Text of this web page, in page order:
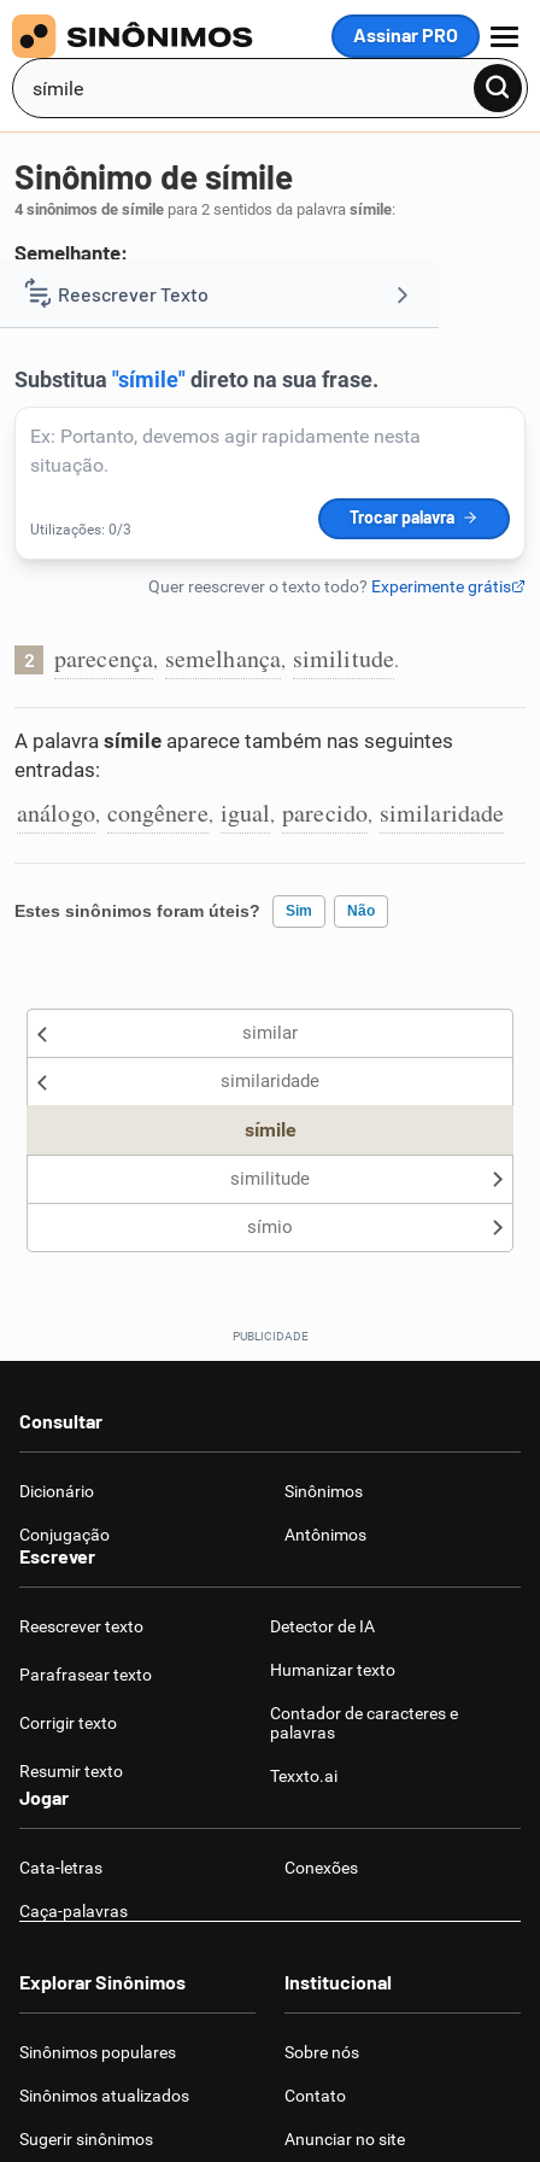
Assinar PRO
MENU
Reescrever Texto
Corrigir Texto
Humanizador de IA
Conexões
Caça-palavras
Sinônimo de símile
4 sinônimos de símile para 2 sentidos da palavra símile:
Semelhante:
1 similar.
2 parecença, semelhança, similitude.
A palavra símile aparece também nas seguintes
entradas:
análogo, congênere, igual, parecido, similaridade
Estes sinônimos foram úteis? Sim Não
Nenhum dos sinônimos apresentados me ajudou
similar
similaridade
símile
similitude
símio
Consultar
Dicionário Sinônimos
Conjugação Antônimos
Escrever
Reescrever texto
Parafrasear texto
Corrigir texto
Resumir texto
Detector de IA
Humanizar texto
Contador de caracteres e
palavras
Texxto.ai
Jogar
Cata-letras Conexões
Caça-palavras
Explorar Sinônimos
Sinônimos populares
Sinônimos atualizados
Sugerir sinônimos
Institucional
Sobre nós
Contato
Anunciar no site